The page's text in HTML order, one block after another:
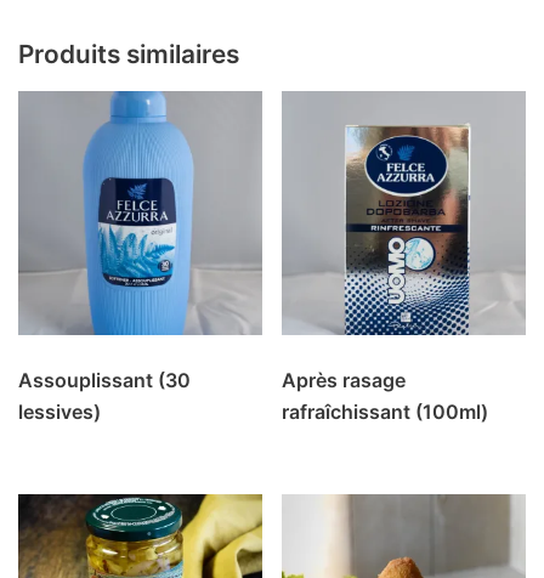
Produits similaires
Assouplissant (30
lessives)
Après rasage
rafraîchissant (100ml)